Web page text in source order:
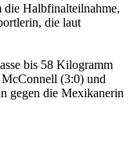
die Halbfinalteilnahme,
die laut
bis 58 Kilogramm
(3:0) und
gegen die Mexikanerin